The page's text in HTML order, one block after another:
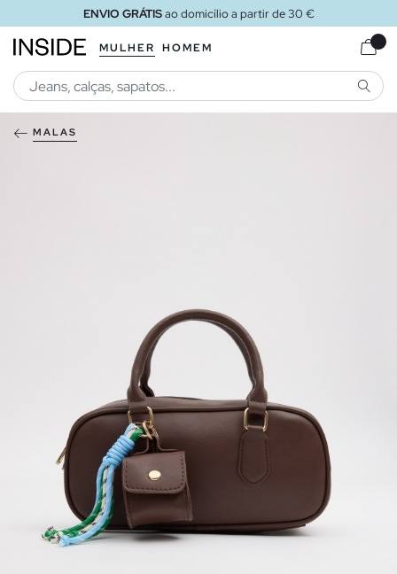
ENVIO GRÁTISao domicílio a partir de 30 €
MULHER HOMEM
MALAS